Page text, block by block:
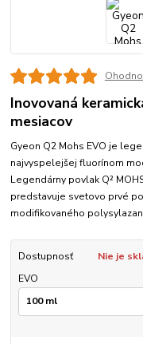
Inovovaná
mesiacov
Gyeon Q2 Mohs EVO je
najvyspelejšej fluorínom
Legendárny povlak Q²
predstavuje svetovo prvé
modifikovaného
Dostupnosť
Nie je
EVO